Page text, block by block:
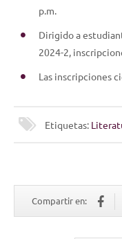
p.m.
Dirigido a
2024-2,
Las inscripciones
Etiquetas:
Compartir en: